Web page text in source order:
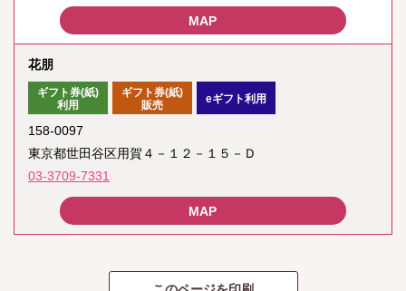
花朋
ギフト券(紙)
利用
ギフト券(紙)
販売
eギフト利用
158-0097
東京都世田谷区用賀４－１２－１５－Ｄ
03-3709-7331